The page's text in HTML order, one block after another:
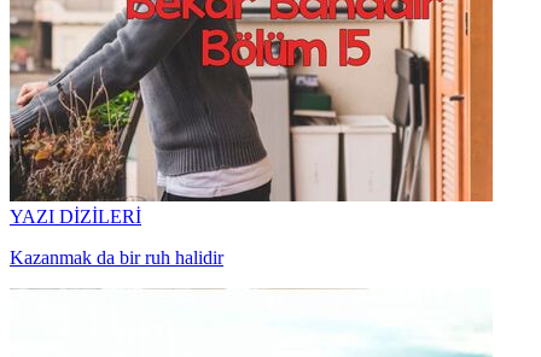
YAZI DİZİLERİ
Kazanmak da bir ruh halidir